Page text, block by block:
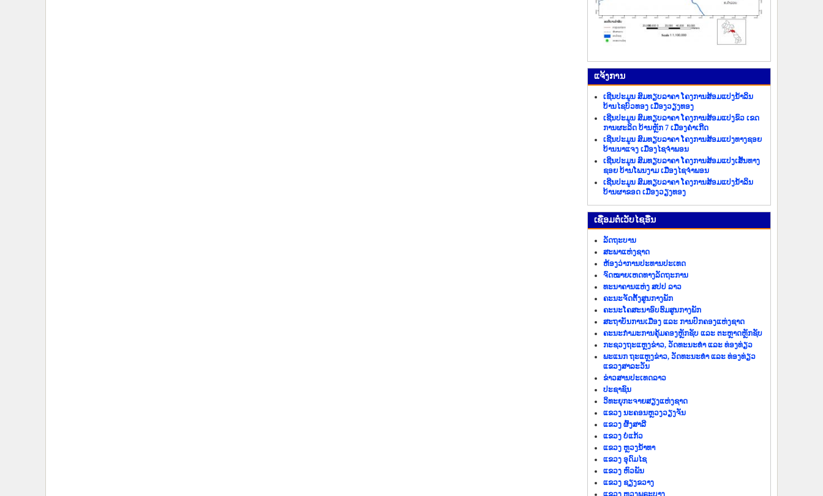
ແຈ້ງ​ການ
ເຊີນປະມູນ ສົມທຽບລາຄາ ໂຄງການສ້ອມແປງນ້ຳລິນ
ບ້ານໄຊບົວທອງ ເມືອງວຽງທອງ
ເຊີນປະມູນ ສົມທຽບລາຄາ ໂຄງການສ້ອມແປງຂົວ ເຂດ
ການຜະລິດ ບ້ານຫຼັກ 7 ເມືອງຄຳເກີດ
ເຊີນປະມູນ ສົມທຽບລາຄາ ໂຄງການສ້ອມແປງທາງຊອຍ
ບ້ານນາແຈງ ເມືອງໄຊຈຳພອນ
ເຊີນປະມູນ ສົມທຽບລາຄາ ໂຄງການສ້ອມແປງເສັ້ນທາງ
ຊອຍ ບ້ານໂພນງາມ ເມືອງໄຊຈຳພອນ
ເຊີນປະມູນ ສົມທຽບລາຄາ ໂຄງການສ້ອມແປງນ້ຳລິນ
ບ້ານຜາຂອດ ເມືອງວຽງທອງ
​ເຊື່ອມ​ຕໍ່​ເວັບ​ໄຊ​ອື່ນ
ລັດ​ຖະ​ບານ
ສະພາແຫ່ງຊາດ
ຫ້ອງວ່າການປະທານປະເທດ
ຈົດໝາຍເຫດທາງລັດຖະການ
ທະນາຄານແຫ່ງ ສປປ ລາວ
ຄະນະຈັດຕັ້ງສູນກາງພັກ
ຄະນະໂຄສະນາອົບຮົມສູນກາງພັກ
ສະຖາບັນການເມືອງ ແລະ ການປົກຄອງແຫ່ງຊາດ
ຄະນະ​ກຳມະການ​ຄຸ້ມ​ຄອງ​ຫຼັກ​ຊັບ ແລະ ຕະຫຼາດຫຼັກຊັບ
ກະຊວງຖະແຫຼງຂ່າວ, ວັດທະນະທຳ ແລະ ທ່ອງທ່ຽວ
ພະແນກ ຖະແຫຼງຂ່າວ, ວັດທະນະທຳ ແລະ ທ່ອງທ່ຽວ
ແຂວງສາລະວັນ
ຂ່າວ​ສານ​ປະ​ເທດ​ລາວ
ປະ​ຊາ​ຊົນ
ວິທະຍຸກະຈາຍສຽງແຫ່ງຊາດ
ແຂວງ ນະ​ຄອນຫຼວງວຽງ​ຈັນ
ແຂວງ ຜົ້ງ​ສາ​ລີ
ແຂວງ ບໍ່​ແກ້ວ
ແຂວງ ຫຼວງນໍ້າທາ
ແຂວງ ອຸດົມໄຊ
ແຂວງ ຫົວພັນ
ແຂວງ ຊຽງຂວາງ
ແຂວງ ຫຼວງພຣະບາງ